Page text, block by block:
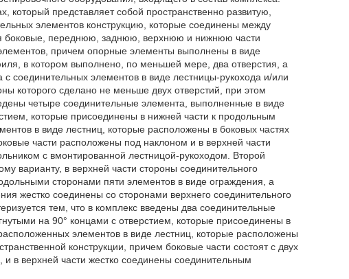
который представляет собой пространственно развитую,
элементов конструкцию, которые соединены между
боковые, переднюю, заднюю, верхнюю и нижнюю части
причем опорные элементы выполнены в виде
в котором выполнено, по меньшей мере, два отверстия, а
с соединительных элементов в виде лестницы-рукохода и/или
которого сделано не меньше двух отверстий, при этом
четыре соединительные элемента, выполненные в виде
которые присоединены в нижней части к продольным
в виде лестниц, которые расположены в боковых частях
части расположены под наклоном и в верхней части
с вмонтированной лестницой-рукоходом. Второй
варианту, в верхней части стороны соединительного
сторонами пяти элементов в виде ограждения, а
жестко соединены со сторонами верхнего соединительного
тем, что в комплекс введены два соединительные
на 90° концами с отверстием, которые присоединены в
элементов в виде лестниц, которые расположены
конструкции, причем боковые части состоят с двух
в верхней части жестко соединены соединительным